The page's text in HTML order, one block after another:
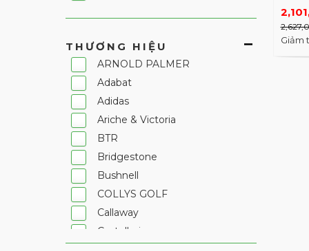
THƯƠNG HIỆU
ARNOLD PALMER
Adabat
Adidas
Ariche & Victoria
BTR
Bridgestone
Bushnell
COLLYS GOLF
Callaway
Castelbajac
Giảm